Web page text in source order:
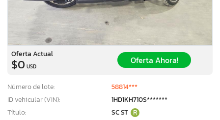
Oferta Actual
$0 USD
Oferta Ahora!
Número de lote:
58814***
ID vehicular (VIN):
1HD1KH710S*******
Título:
SC ST R